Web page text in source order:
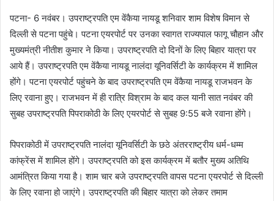
पटना- 6 नवंबर। उपराष्ट्रपति एम वेंकैया नायडू शनिवार शाम विशेष विमान से
दिल्ली से पटना पहुंचे। पटना एयरपोर्ट पर उनका स्वागत राज्यपाल फागू चौहान और
मुख्यमंत्री नीतीश कुमार ने किया। उपराष्ट्रपति दो दिनों के लिए बिहार यात्रा पर
आये हैं। उपराष्ट्रपति एम वेंकैया नायडू नालंदा यूनिवर्सिटी के कार्यक्रम में शामिल
होंगे। पटना एयरपोर्ट पहुंचने के बाद उपराष्ट्रपति एम वेंकैया नायडू राजभवन के
लिए रवाना हुए। राजभवन में ही रात्रि विश्राम के बाद कल यानी सात नवंबर की
सुबह उपराष्ट्रपति पिपराकोठी के लिए एयरपोर्ट से सुबह 9:55 बजे रवाना होंगे।
पिपराकोठी में उपराष्ट्रपति नालंदा यूनिवर्सिटी के छठे अंतरराष्ट्रीय धर्म-धम्म
कांफ्रेंस में शामिल होंगे। उपराष्ट्रपति को इस कार्यक्रम में बतौर मुख्य अतिथि
आमंत्रित किया गया है। शाम चार बजे उपराष्ट्रपति वापस पटना एयरपोर्ट से दिल्ली
के लिए रवाना हो जाएंगे। उपराष्ट्रपति की बिहार यात्रा को लेकर तमाम